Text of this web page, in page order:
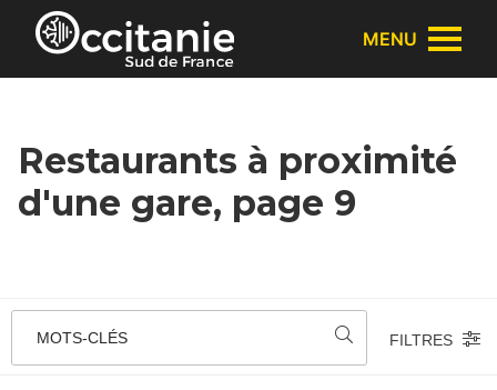
Panneau de gestion des cookies
MENU
Restaurants à proximité
d'une gare, page 9
MOTS-CLÉS FILTRES